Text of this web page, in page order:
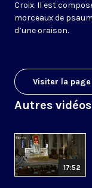
Croix. Il est
morceaux de
d’une oraison.
Visiter la
Autres
17:52